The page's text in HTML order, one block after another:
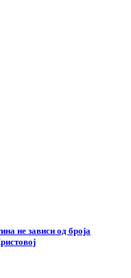
не зависи од броја